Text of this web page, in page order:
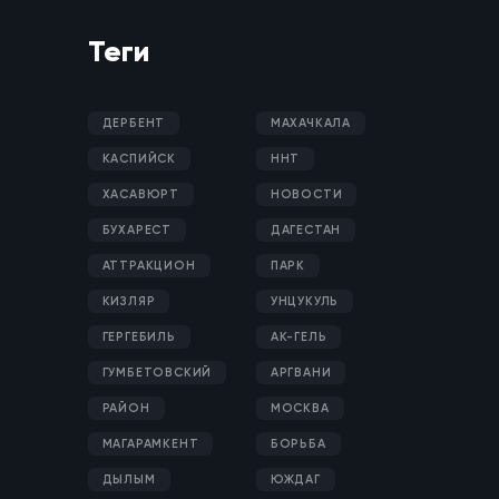
Теги
ДЕРБЕНТ МАХАЧКАЛА
КАСПИЙСК ННТ
ХАСАВЮРТ НОВОСТИ
БУХАРЕСТ ДАГЕСТАН
АТТРАКЦИОН ПАРК
КИЗЛЯР УНЦУКУЛЬ
ГЕРГЕБИЛЬ АК-ГЕЛЬ
ГУМБЕТОВСКИЙ АРГВАНИ
РАЙОН МОСКВА
МАГАРАМКЕНТ БОРЬБА
ДЫЛЫМ ЮЖДАГ